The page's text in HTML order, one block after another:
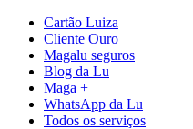
Cartão Luiza
Cliente Ouro
Magalu seguros
Blog da Lu
Maga +
WhatsApp da Lu
Todos os serviços